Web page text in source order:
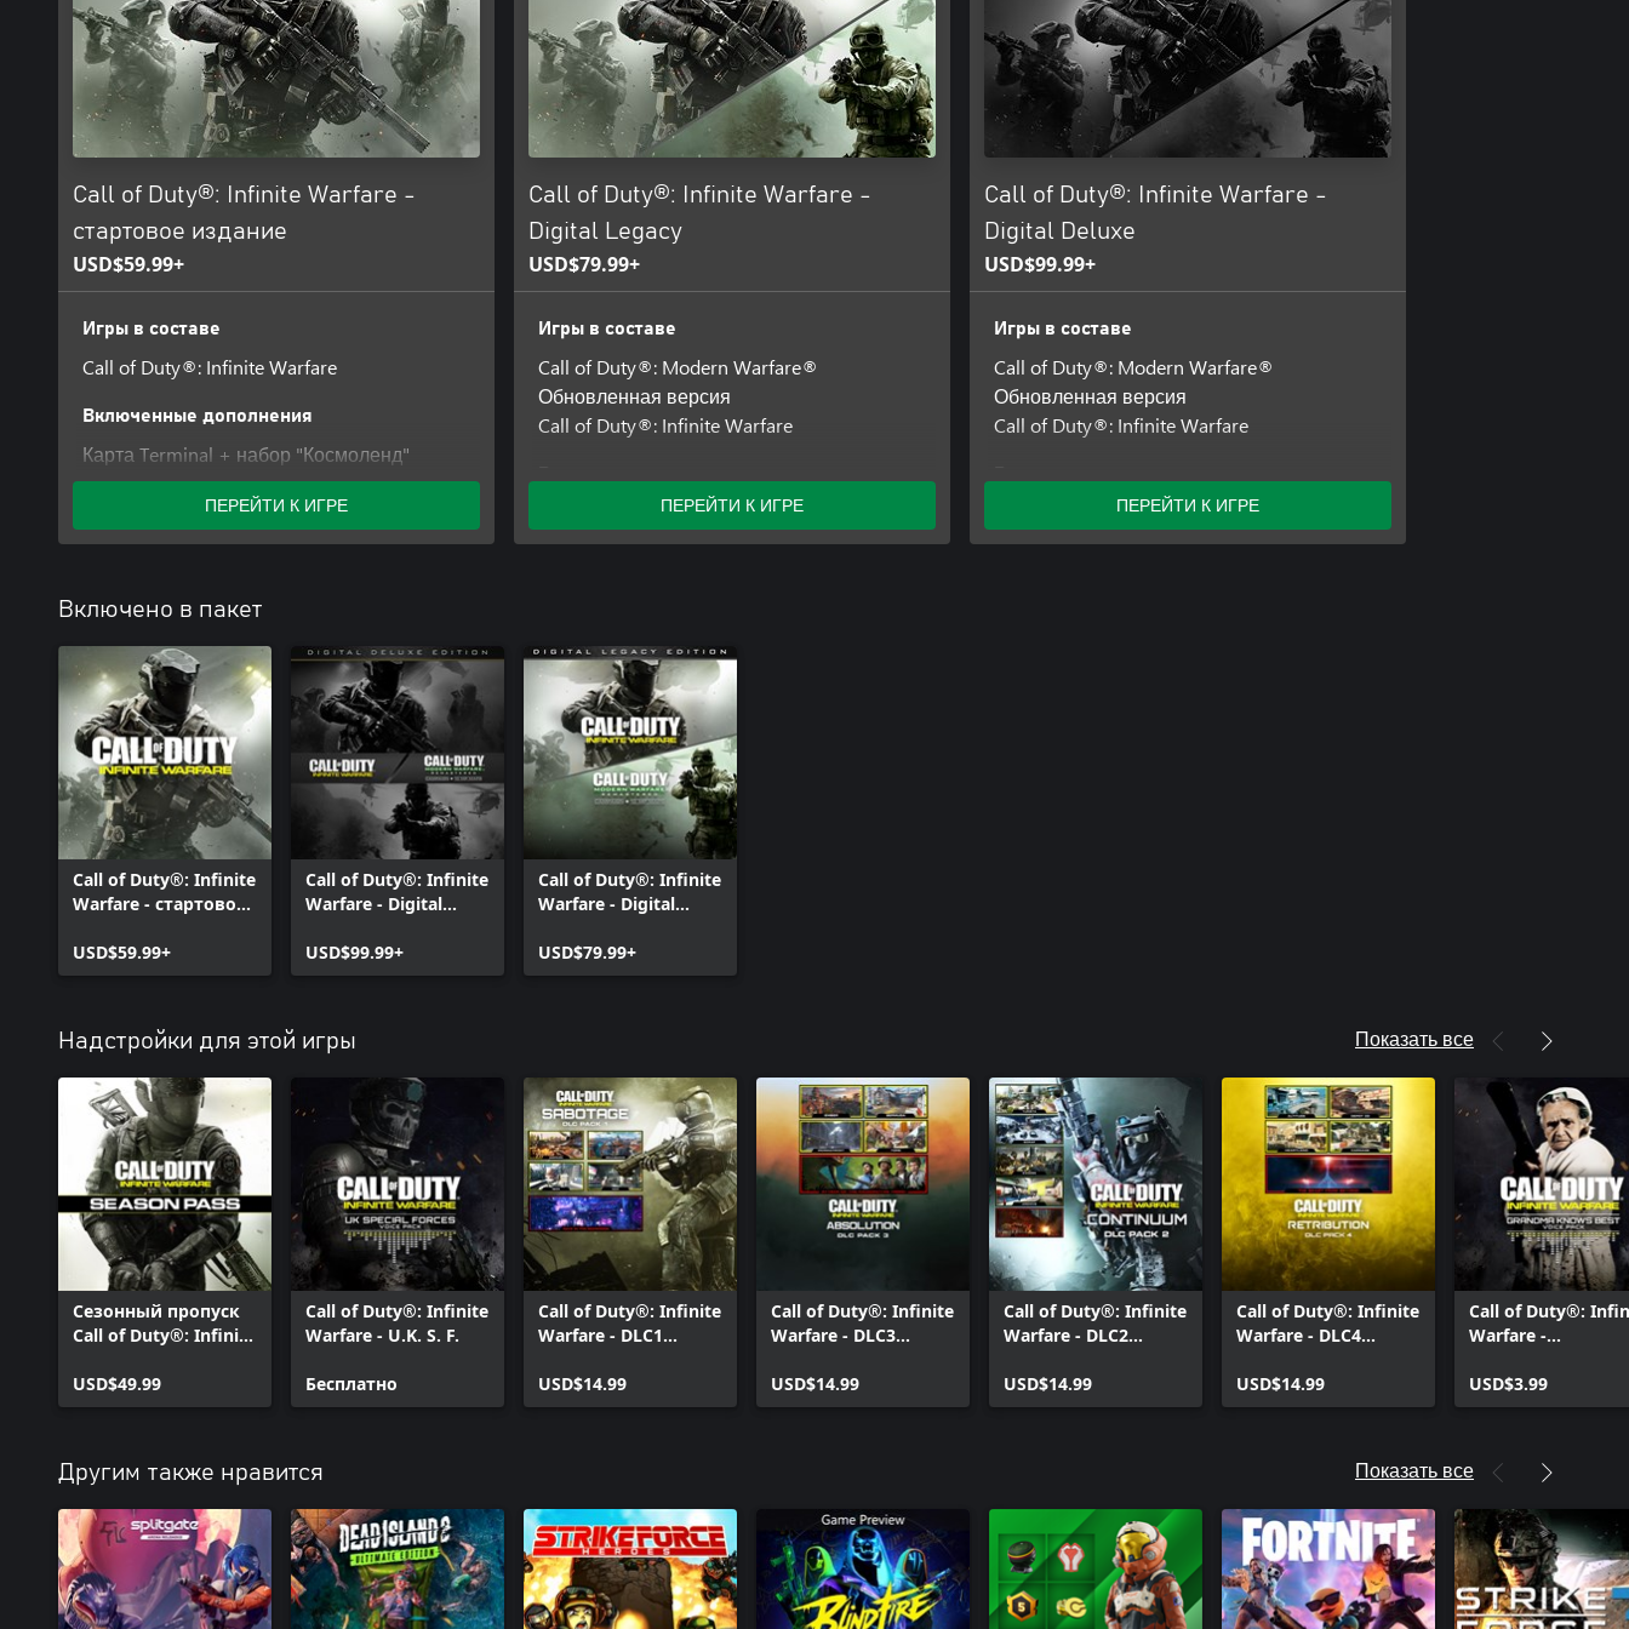
удачи.
© 2016 Activision Publishing, Inc. ACTIVISION, CALL OF DUTY и CALL OF DUTY INFINITE
WARFARE являются товарными знаками Activision Publishing, Inc.
Call of Duty®: Infinite Warfare -
стартовое издание
USD$59.99+
Игры в составе
Call of Duty®: Infinite Warfare
Включенные дополнения
Карта Terminal + набор "Космоленд"
ПЕРЕЙТИ К ИГРЕ
Call of Duty®: Infinite Warfare -
Digital Legacy
USD$79.99+
Игры в составе
Call of Duty®: Modern Warfare®
Обновленная версия
Call of Duty®: Infinite Warfare
Карта Terminal + набор "Космоленд"
ПЕРЕЙТИ К ИГРЕ
Call of Duty®: Infinite Warfare -
Digital Deluxe
USD$99.99+
Игры в составе
Call of Duty®: Modern Warfare®
Обновленная версия
Call of Duty®: Infinite Warfare
Сезонный пропуск Call of Duty®: Infinite
Warfare
ПЕРЕЙТИ К ИГРЕ
Включено в пакет
Call of Duty®: Infinite
Warfare - стартовое
USD$59.99+
Call of Duty®: Infinite
Warfare - Digital
USD$99.99+
Call of Duty®: Infinite
Warfare - Digital
USD$79.99+
Надстройки для этой игры Показать все
Сезонный пропуск
Call of Duty®: Infinite
USD$49.99
Call of Duty®: Infinite
Warfare - U.K. S. F.
Бесплатно
Call of Duty®: Infinite
Warfare - DLC1
USD$14.99
Call of Duty®: Infinite
Warfare - DLC3
USD$14.99
Call of Duty®: Infinite
Warfare - DLC2
USD$14.99
Call of Duty®: Infinite
Warfare - DLC4
USD$14.99
Call of Duty®:
Warfare -
"Бабушке
USD$3.99
Другим также нравится Показать все